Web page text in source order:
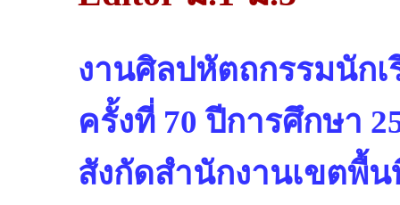
งานศิลปหัตถกรรมนัก
ครั้งที่ 70 ปีการศึกษา
สังกัดสำนักงานเขตพื้